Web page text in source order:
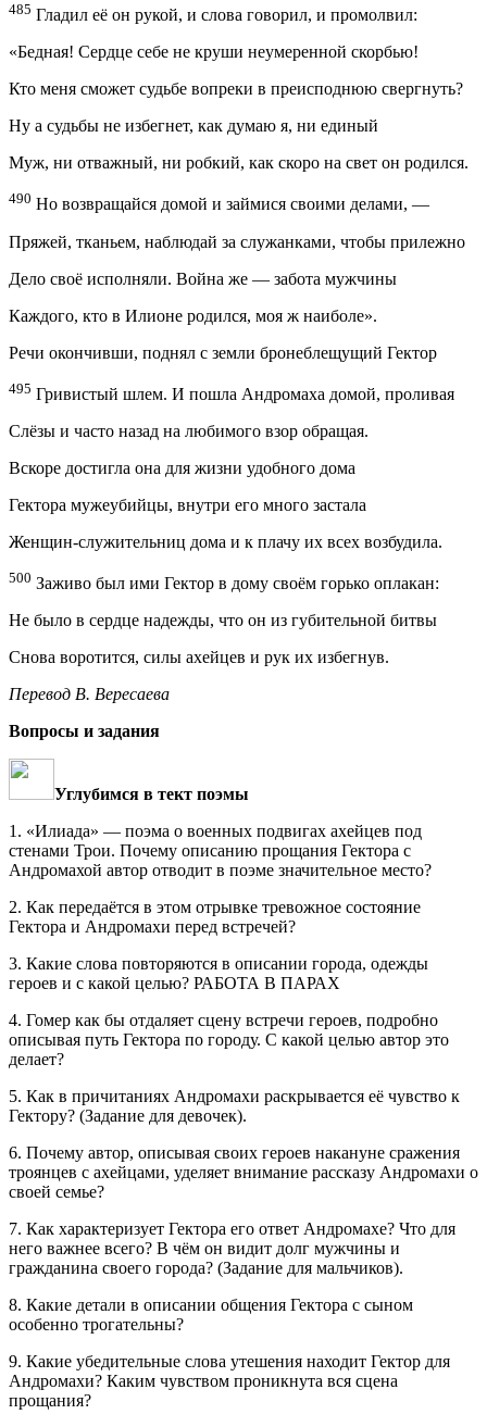
485 Гладил её он рукой, и слова говорил, и промолвил:
«Бедная! Сердце себе не круши неумеренной скорбью!
Кто меня сможет судьбе вопреки в преисподнюю свергнуть?
Ну а судьбы не избегнет, как думаю я, ни единый
Муж, ни отважный, ни робкий, как скоро на свет он родился.
490 Но возвращайся домой и займися своими делами, —
Пряжей, тканьем, наблюдай за служанками, чтобы прилежно
Дело своё исполняли. Война же — забота мужчины
Каждого, кто в Илионе родился, моя ж наиболе».
Речи окончивши, поднял с земли бронеблещущий Гектор
495 Гривистый шлем. И пошла Андромаха домой, проливая
Слёзы и часто назад на любимого взор обращая.
Вскоре достигла она для жизни удобного дома
Гектора мужеубийцы, внутри его много застала
Женщин-служительниц дома и к плачу их всех возбудила.
500 Заживо был ими Гектор в дому своём горько оплакан:
Не было в сердце надежды, что он из губительной битвы
Снова воротится, силы ахейцев и рук их избегнув.
Перевод В. Вересаева
Вопросы и задания
Углубимся в тект поэмы
1. «Илиада» — поэма о военных подвигах ахейцев под
стенами Трои. Почему описанию прощания Гектора с
Андромахой автор отводит в поэме значительное место?
2. Как передаётся в этом отрывке тревожное состояние
Гектора и Андромахи перед встречей?
3. Какие слова повторяются в описании города, одежды
героев и с какой целью? РАБОТА В ПАРАХ
4. Гомер как бы отдаляет сцену встречи героев, подробно
описывая путь Гектора по городу. С какой целью автор это
делает?
5. Как в причитаниях Андромахи раскрывается её чувство к
Гектору? (Задание для девочек).
6. Почему автор, описывая своих героев накануне сражения
троянцев с ахейцами, уделяет внимание рассказу Андромахи о
своей семье?
7. Как характеризует Гектора его ответ Андромахе? Что для
него важнее всего? В чём он видит долг мужчины и
гражданина своего города? (Задание для мальчиков).
8. Какие детали в описании общения Гектора с сыном
особенно трогательны?
9. Какие убедительные слова утешения находит Гектор для
Андромахи? Каким чувством проникнута вся сцена
прощания?